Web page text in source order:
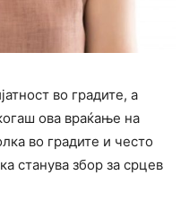
во градите, а
ова враќање на
во градите и често
станува збор за срцев